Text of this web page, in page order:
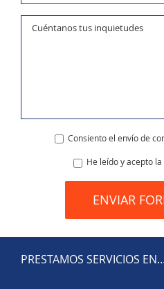
Consiento el envío de
He leído y acepto la
PRESTAMOS SERVICIOS